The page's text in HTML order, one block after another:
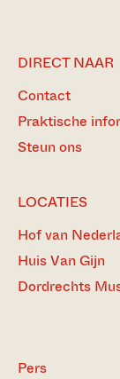
DIRECT NAAR
Contact
Praktische
Steun ons
LOCATIES
Hof van
Huis Van Gijn
Dordrechts
Pers